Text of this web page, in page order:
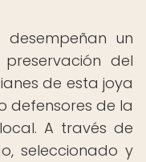
desempeñan un
del
de esta joya
defensores de la
A través de
seleccionado y